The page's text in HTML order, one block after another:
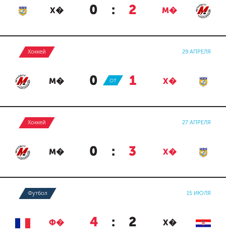
Х� 0 : 2 М�
Хоккей 29 АПРЕЛЯ
М� 0 : 1 Х�
ОТ
Хоккей 27 АПРЕЛЯ
М� 0 : 3 Х�
Футбол 15 ИЮЛЯ
Ф� 4 : 2 Х�